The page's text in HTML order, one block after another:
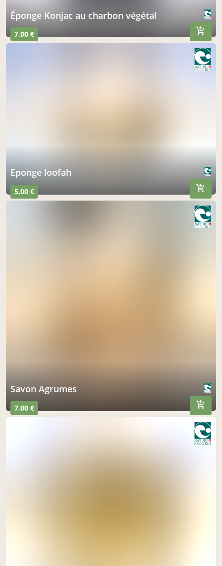
Éponge Konjac au charbon végétal
7,00 €
Eponge loofah
5,00 €
Savon Agrumes
7,00 €